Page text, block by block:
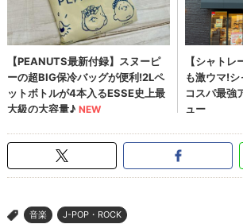
> 音楽 J-POP・ROCK